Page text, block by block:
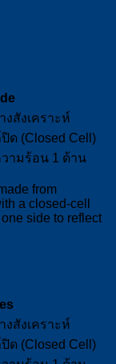
สังเคราะห์
ด (Closed Cell)
ามร้อน 1 ด้าน
from
a closed-cell
side to reflect
สังเคราะห์
ด (Closed Cell)